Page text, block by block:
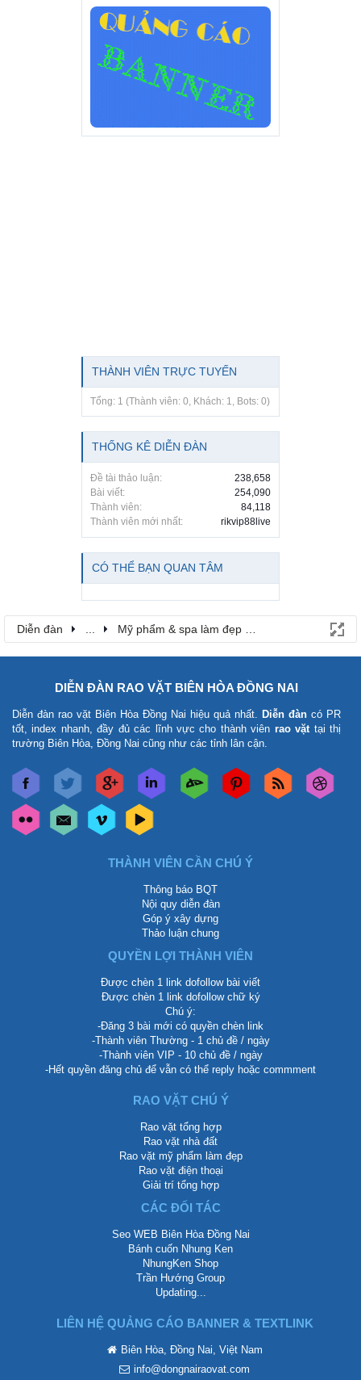
THÀNH VIÊN TRỰC TUYẾN
Tổng: 1 (Thành viên: 0, Khách: 1, Bots: 0)
THỐNG KÊ DIỄN ĐÀN
Đề tài thảo luận:
238,658
Bài viết:
254,090
Thành viên:
84,118
Thành viên mới nhất:
rikvip88live
CÓ THỂ BẠN QUAN TÂM
Diễn đàn Mỹ phẩm & spa làm đẹp tại Đồng Nai
DIỄN ĐÀN RAO VẶT BIÊN HÒA ĐỒNG NAI
Diễn đàn rao vặt Biên Hòa Đồng Nai hiệu quả nhất. Diễn đàn có PR
tốt, index nhanh, đầy đủ các lĩnh vực cho thành viên rao vặt tại thị
trường Biên Hòa, Đồng Nai cũng như các tỉnh lân cận.
THÀNH VIÊN CẦN CHÚ Ý
Thông báo BQT
Nội quy diễn đàn
Góp ý xây dựng
Thảo luận chung
QUYỀN LỢI THÀNH VIÊN
Được chèn 1 link dofollow bài viết
Được chèn 1 link dofollow chữ ký
Chú ý:
-Đăng 3 bài mới có quyền chèn link
-Thành viên Thường - 1 chủ đề / ngày
-Thành viên VIP - 10 chủ đề / ngày
-Hết quyền đăng chủ để vẫn có thể reply hoặc commment
RAO VẶT CHÚ Ý
Rao vặt tổng hợp
Rao vặt nhà đất
Rao vặt mỹ phẩm làm đẹp
Rao vặt điện thoại
Giải trí tổng hợp
CÁC ĐỐI TÁC
Seo WEB Biên Hòa Đồng Nai
Bánh cuốn Nhung Ken
NhungKen Shop
Trần Hướng Group
Updating...
LIÊN HỆ QUẢNG CÁO BANNER & TEXTLINK
Biên Hòa, Đồng Nai, Việt Nam
info@dongnairaovat.com